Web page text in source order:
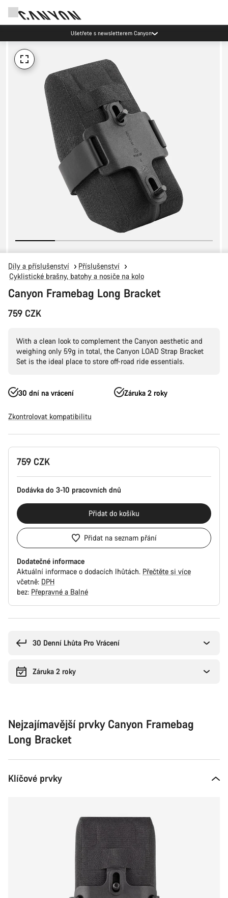
Ušetřete s newsletterem Canyon
Díly a příslušenství
Příslušenství
Cyklistické brašny, batohy a nosiče na kolo
Canyon Framebag Long Bracket
759 CZK
With a clean look to complement the Canyon aesthetic and
weighing only 59g in total, the Canyon LOAD Strap Bracket
Set is the ideal place to store off-road ride essentials.
30 dní na vrácení Záruka 2 roky
Zkontrolovat kompatibilitu
Konfigurace
produktu
759 CZK
Dodávka do 3-10 pracovních dnů
Přidat do košíku
Přidat na seznam přání
Dodatečné informace
Aktuální informace o dodacích lhůtách. Přečtěte si více
včetně: DPH
bez: Přepravné a Balné
koupi
30 Denní Lhůta Pro Vrácení
Záruka 2 roky
Nejzajímavější prvky Canyon Framebag
Long Bracket
Klíčové prvky